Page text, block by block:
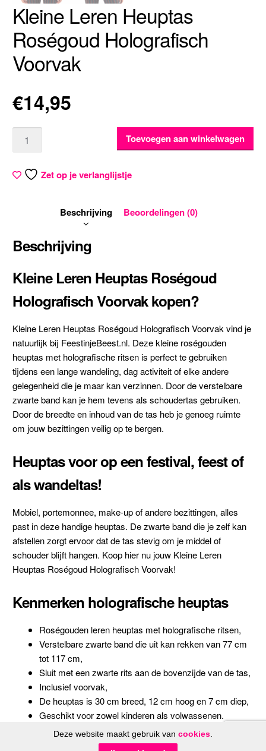
Kleine Leren Heuptas
Roségoud Holografisch
Voorvak
€14,95
Toevoegen aan winkelwagen
Zet op je verlanglijstje
Beschrijving Beoordelingen (0)
Beschrijving
Kleine Leren Heuptas Roségoud
Holografisch Voorvak kopen?
Kleine Leren Heuptas Roségoud Holografisch Voorvak vind je
natuurlijk bij FeestinjeBeest.nl. Deze kleine roségouden
heuptas met holografische ritsen is perfect te gebruiken
tijdens een lange wandeling, dag activiteit of elke andere
gelegenheid die je maar kan verzinnen. Door de verstelbare
zwarte band kan je hem tevens als schoudertas gebruiken.
Door de breedte en inhoud van de tas heb je genoeg ruimte
om jouw bezittingen veilig op te bergen.
Heuptas voor op een festival, feest of
als wandeltas!
Mobiel, portemonnee, make-up of andere bezittingen, alles
past in deze handige heuptas. De zwarte band die je zelf kan
afstellen zorgt ervoor dat de tas stevig om je middel of
schouder blijft hangen. Koop hier nu jouw Kleine Leren
Heuptas Roségoud Holografisch Voorvak!
Kenmerken holografische heuptas
Roségouden leren heuptas met holografische ritsen,
Verstelbare zwarte band die uit kan rekken van 77 cm
tot 117 cm,
Sluit met een zwarte rits aan de bovenzijde van de tas,
Inclusief voorvak,
De heuptas is 30 cm breed, 12 cm hoog en 7 cm diep,
Geschikt voor zowel kinderen als volwassenen.
© FeestinjeBeest.nl 2014 - 2026
Deze website maakt gebruik van cookies